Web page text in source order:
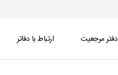
دفتر مرجعیت ارتباط با دفاتر